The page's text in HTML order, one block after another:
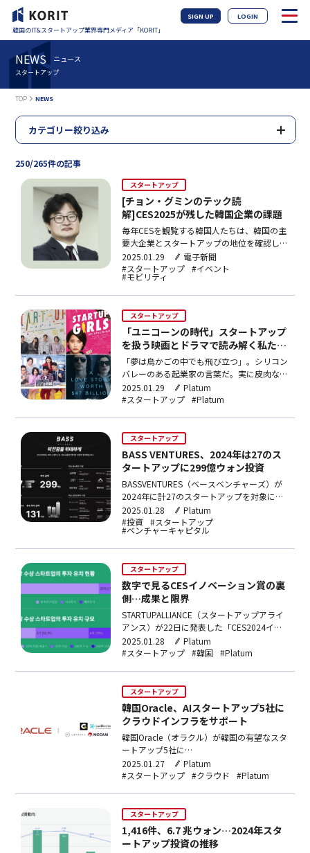
韓国のIT&スタートアップ業界専門メディア「KORIT」
SIGN UP LOGIN
NEWS ニュース
スタートアップ
TOP NEWS
カテゴリー絞り込み
250/265件の記事
スタートアップ
[チョン・グミンのテック読
解]CES2025が残した韓国企業の課題
毎年CESを観覧する韓国人たちは、韓国の主
要大企業とスタートアップの地位を確認し、
気分良く帰ってくる。CESの中核展示を占め
るサムスン、LG、現代、SK、ロッテなど主
要大企業の展示から、毎年多くの「CESイノ
ベーション賞」を受賞する韓国のスタートア
た観覧客が周…
2025.01.29
電子新聞
#スタートアップ #イベント
#モビリティ
スタートアップ
「ユニコーンの時代」スタートアップ
を扱う映画とドラマで読み解く私たち
の時代の自画像
「夢は鳥かごの中でも飛び立つ」。シリコン
バレーのある起業家の言葉だ。実に皮肉な言
葉だ。夢というのはどんな制約も知らない自
由な想像であるはずなのに、それが鳥かごの
プの本質を正確に捉えているのかもしれな
い。スタートアップと…
2025.01.29
Platum
#スタートアップ #Platum
スタートアップ
BASS VENTURES、2024年は27のス
タートアップに299億ウォン投資
BASSVENTURES（ベースベンチャーズ）が
2024年に計27のスタートアップを対象に
299億ウォン（約32億4,600万円）の投資を
行ったことが分かった。初期スタートアップ
専門ベンチャーキャピタルの
BASSVENTURESは最近、2024年の投資現況
2025.01.28
Platum
#投資 #スタートアップ
#ベンチャーキャピタル
スタートアップ
数字で見るCESイノベーション賞の裏
側…成果と限界
STARTUPALLIANCE（スタートアップアライ
アンス）が22日に発表した「CES2024イノ
ベーション賞その後」レポートによると、韓
国スタートアップのCESイノベーション賞の
2024年CESイノベーション賞を受…
2025.01.28
Platum
#スタートアップ #韓国 #Platum
スタートアップ
韓国Oracle、AIスタートアップ5社に
クラウドインフラをサポート
韓国Oracle（オラクル）が韓国の有望なスタ
ートアップ5社に
OracleCloudInfrastructure（オラクルクラウ
ドインフラストラクチャ、OCI)を提供し、人
バイオ、流通など様々な分野のスタートア
ッ…
2025.01.27
Platum
#スタートアップ #クラウド #Platum
スタートアップ
1,416件、6.7 兆ウォン…2024年スタ
ートアップ投資の推移